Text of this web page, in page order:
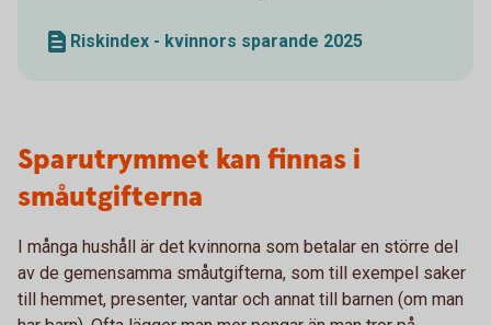
Riskindex - kvinnors sparande 2025
Sparutrymmet kan finnas i
småutgifterna
I många hushåll är det kvinnorna som betalar en större del
av de gemensamma småutgifterna, som till exempel saker
till hemmet, presenter, vantar och annat till barnen (om man